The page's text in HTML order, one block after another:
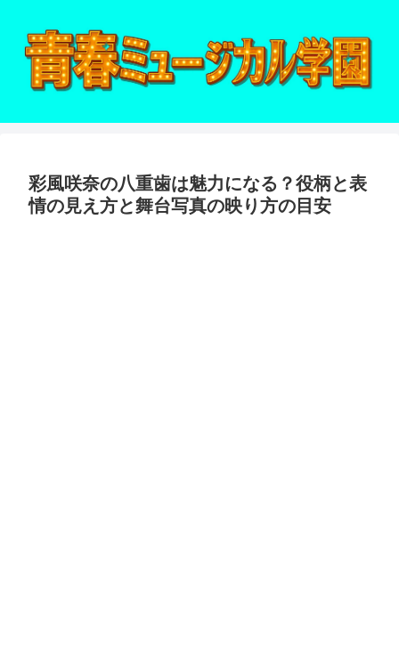
彩風咲奈の八重歯は魅力になる？役柄と表
情の見え方と舞台写真の映り方の目安